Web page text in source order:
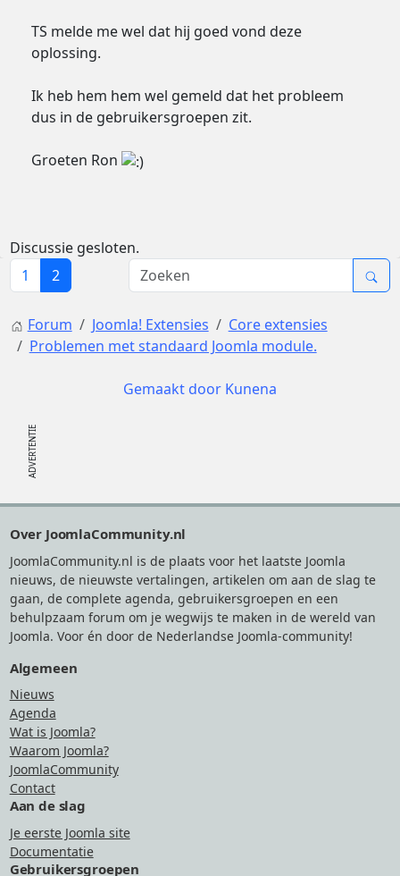
TS melde me wel dat hij goed vond deze
oplossing.
Ik heb hem hem wel gemeld dat het probleem
dus in de gebruikersgroepen zit.
Groeten Ron
Discussie gesloten.
1
2
Forum Joomla! Extensies
Core extensies
Problemen met standaard Joomla module.
Gemaakt door Kunena
Over JoomlaCommunity.nl
JoomlaCommunity.nl is de plaats voor het laatste Joomla
nieuws, de nieuwste vertalingen, artikelen om aan de slag te
gaan, de complete agenda, gebruikersgroepen en een
behulpzaam forum om je wegwijs te maken in de wereld van
Joomla. Voor én door de Nederlandse Joomla-community!
Algemeen
Nieuws
Agenda
Wat is Joomla?
Waarom Joomla?
JoomlaCommunity
Contact
Aan de slag
Je eerste Joomla site
Documentatie
Gebruikersgroepen